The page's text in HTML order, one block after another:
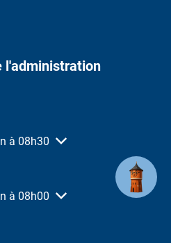
l'administration
heures d'ouverture ou de
à 08h30
heures d'ouverture ou de
à 08h00